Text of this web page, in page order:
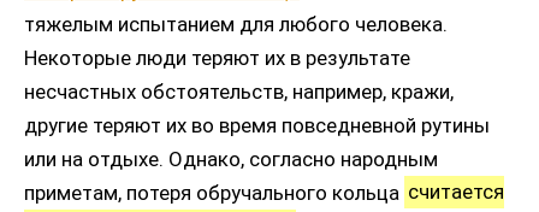
тяжелым испытанием для любого человека.
Некоторые люди теряют их в результате
несчастных обстоятельств, например, кражи,
другие теряют их во время повседневной рутины
или на отдыхе. Однако, согласно народным
приметам, потеря обручального кольца считается